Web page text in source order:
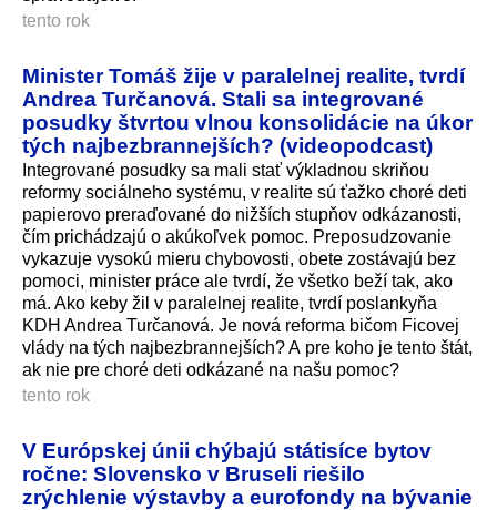
tento rok
Minister Tomáš žije v paralelnej realite, tvrdí
Andrea Turčanová. Stali sa integrované
posudky štvrtou vlnou konsolidácie na úkor
tých najbezbrannejších? (videopodcast)
Integrované posudky sa mali stať výkladnou skriňou
reformy sociálneho systému, v realite sú ťažko choré deti
papierovo preraďované do nižších stupňov odkázanosti,
čím prichádzajú o akúkoľvek pomoc. Preposudzovanie
vykazuje vysokú mieru chybovosti, obete zostávajú bez
pomoci, minister práce ale tvrdí, že všetko beží tak, ako
má. Ako keby žil v paralelnej realite, tvrdí poslankyňa
KDH Andrea Turčanová. Je nová reforma bičom Ficovej
vlády na tých najbezbrannejších? A pre koho je tento štát,
ak nie pre choré deti odkázané na našu pomoc?
tento rok
V Európskej únii chýbajú státisíce bytov
ročne: Slovensko v Bruseli riešilo
zrýchlenie výstavby a eurofondy na bývanie